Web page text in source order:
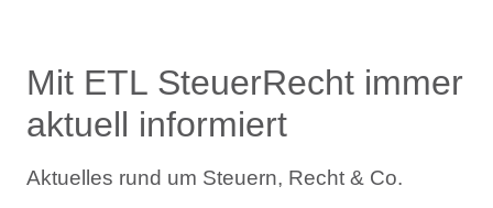
Mit ETL SteuerRecht immer
aktuell informiert
Aktuelles rund um Steuern, Recht & Co.